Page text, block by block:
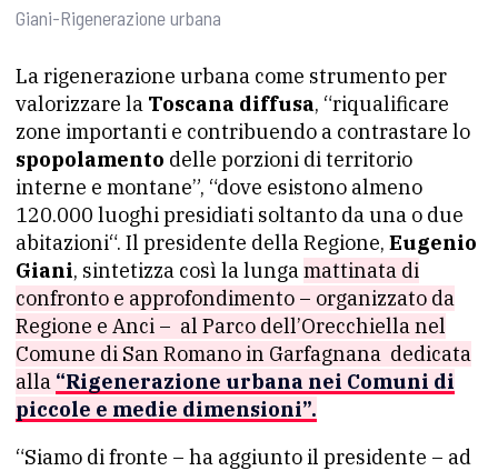
Giani-Rigenerazione urbana
La rigenerazione urbana come strumento per
valorizzare la Toscana diffusa, “riqualificare
zone importanti e contribuendo a contrastare lo
spopolamento delle porzioni di territorio
interne e montane”, “dove esistono almeno
120.000 luoghi presidiati soltanto da una o due
abitazioni“. Il presidente della Regione, Eugenio
Giani, sintetizza così la lungamattinata di
confronto e approfondimento – organizzato da
Regione e Anci – al Parco dell’Orecchiella nel
Comune di San Romano in Garfagnana dedicata
alla “Rigenerazione urbana nei Comuni di
piccole e medie dimensioni”.
“Siamo di fronte – ha aggiunto il presidente – ad